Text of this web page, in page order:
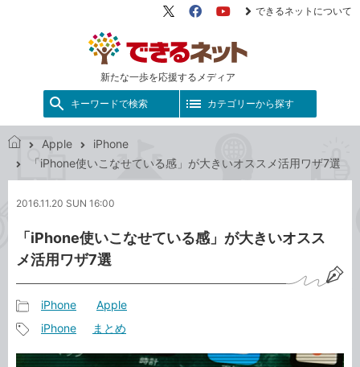
新たな一歩を応援するメディア
X（旧
FacebookYouTube
できるネットについて
キーワードで検索 カテゴリーから探す
ネ
ト
Apple
iPhone
「iPhone使いこなせている感」が大きいオススメ活用ワザ7選
2016.11.20 SUN 16:00
「iPhone使いこなせている感」が大きいオスス
メ活用ワザ7選
事
カ
iPhone Apple
iPhone まとめ